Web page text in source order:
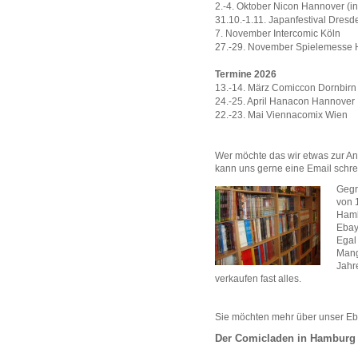
2.-4. Oktober Nicon Hannover
31.10.-1.11. Japanfestival
7. November Intercomic Köln
27.-29. November Spielemesse
Termine 2026
13.-14. März Comiccon Dornbirn
24.-25. April Hanacon Hannover
22.-23. Mai Viennacomix Wien
Wer möchte das wir etwas zur
kann uns gerne eine Email
von
verkaufen fast alles.
Sie möchten mehr über unser
Der Comicladen in